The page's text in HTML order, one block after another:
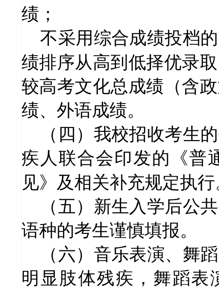
绩；
不采用综合成绩投档
绩排序从高到低择优录
较高考文化总成绩（含
绩、外语成绩。
（四）我校招收考生
疾人联合会印发的《普
见》及相关补充规定执
（五）新生入学后公
语种的考生谨慎填报。
（六）音乐表演、舞
明显肢体残疾， 舞蹈表